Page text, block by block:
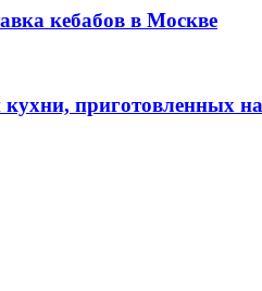
кебабов в Москве
приготовленных